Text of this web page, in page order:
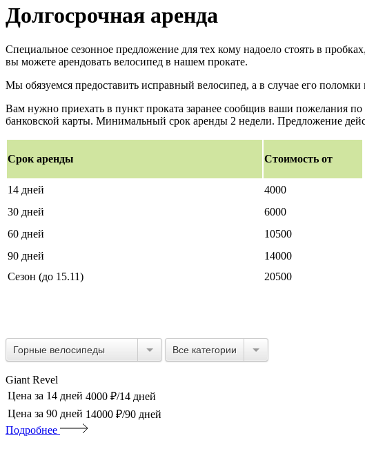
Долгосрочная аренда
Специальное сезонное предложение для тех кому надоело стоять в
вы можете арендовать велосипед в нашем прокате.
Мы обязуемся предоставить исправный велосипед, а в случае его
Вам нужно приехать в пункт проката заранее сообщив ваши пожелания
банковской карты. Минимальный срок аренды 2 недели. Предложение
Срок аренды Стоимость от
14 дней
4000
30 дней
6000
60 дней
10500
90 дней
14000
Сезон (до 15.11)
20500
Горные велосипеды Все категории
Giant Revel
Цена за 14 дней 4000 ₽/14 дней
Цена за 90 дней 14000 ₽/90 дней
Подробнее